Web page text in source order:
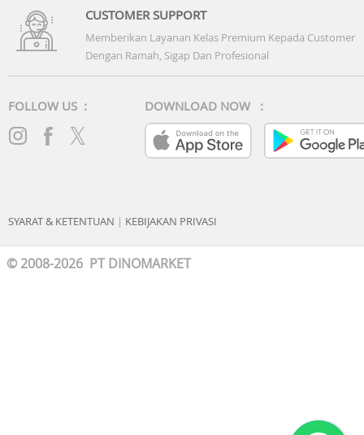
Side Brush
Manual
CUSTOMER SUPPORT
Memberikan Layanan Kelas Premium Kepada Customer
Dengan Ramah, Sigap Dan Profesional
FOLLOW US : DOWNLOAD NOW :
SYARAT & KETENTUAN | KEBIJAKAN PRIVASI
© 2008-2026 PT DINOMARKET